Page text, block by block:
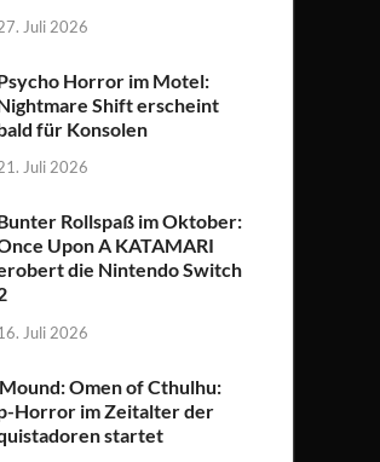
Juli 2026
Horror im Motel:
Shift erscheint
für Konsolen
Juli 2026
Rollspaß im Oktober:
Upon A KATAMARI
die Nintendo Switch
Juli 2026
Omen of Cthulhu:
Horror im Zeitalter der
startet